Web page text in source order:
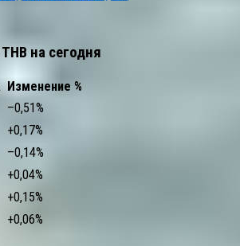
на сегодня
Изменение %
–0,51%
+0,17%
–0,14%
+0,04%
+0,15%
+0,06%